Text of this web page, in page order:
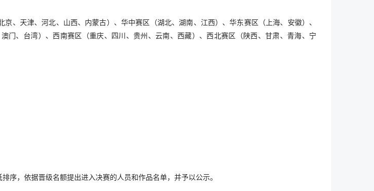
、天津、河北、山西、内蒙古）、华中赛区（湖北、湖南、江西）、华东赛区（上海、安徽）、
门、台湾）、西南赛区（重庆、四川、贵州、云南、西藏）、西北赛区（陕西、甘肃、青海、宁
序，依据晋级名额提出进入决赛的人员和作品名单，并予以公示。